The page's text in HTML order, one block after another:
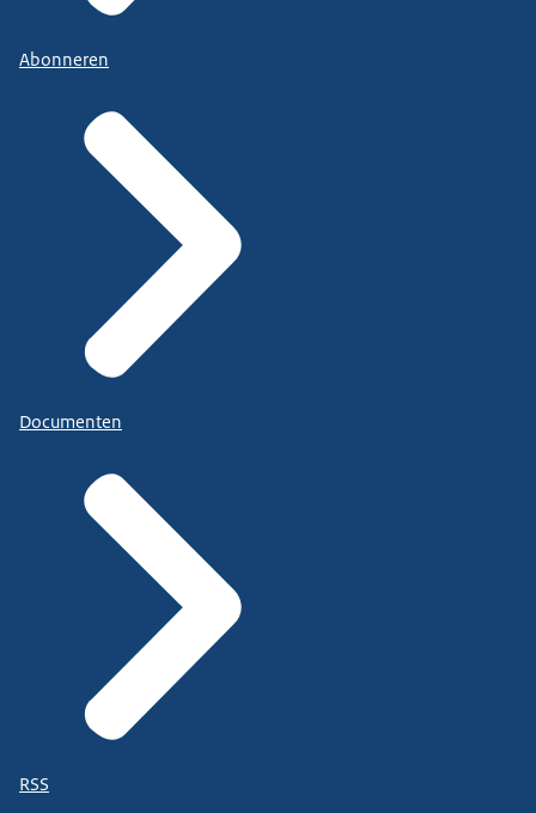
Abonneren
Documenten
RSS